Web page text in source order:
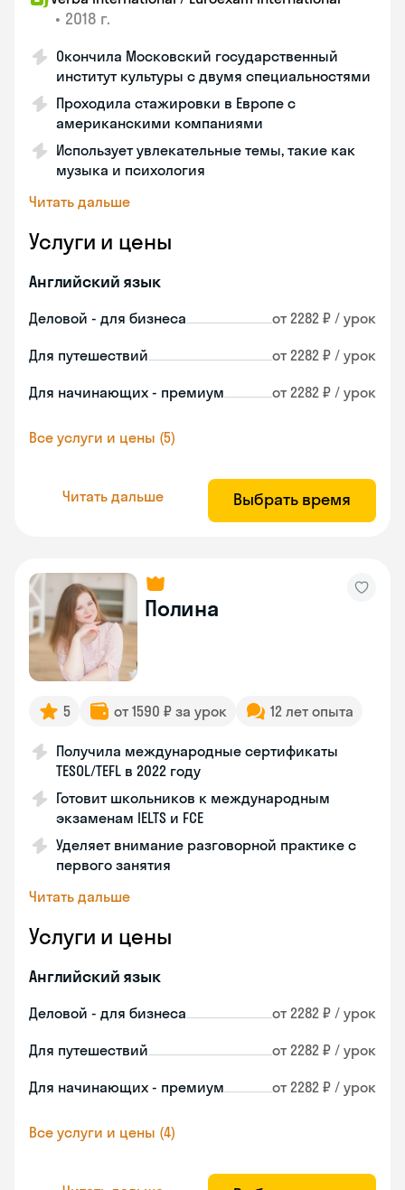
• 2018 г.
Окончила Московский государственный
институт культуры с двумя специальностями
Проходила стажировки в Европе с
американскими компаниями
Использует увлекательные темы, такие как
музыка и психология
Читать дальше
Услуги и цены
Английский язык
Деловой - для бизнеса от 2282 ₽ / урок
Для путешествий от 2282 ₽ / урок
Для начинающих - премиум от 2282 ₽ / урок
Все услуги и цены (5)
Читать дальше Выбрать время
Полина
5 от 1590 ₽ за урок 12 лет опыта
Получила международные сертификаты
TESOL/TEFL в 2022 году
Готовит школьников к международным
экзаменам IELTS и FCE
Уделяет внимание разговорной практике с
первого занятия
Читать дальше
Услуги и цены
Английский язык
Деловой - для бизнеса от 2282 ₽ / урок
Для путешествий от 2282 ₽ / урок
Для начинающих - премиум от 2282 ₽ / урок
Все услуги и цены (4)